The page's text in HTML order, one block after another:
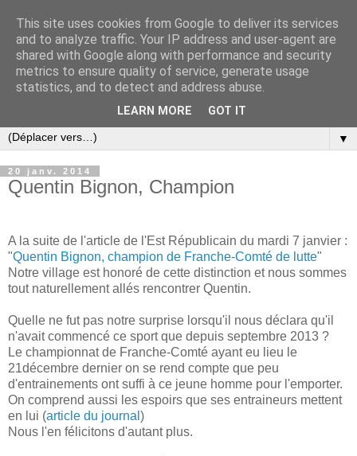
▼
20 janv. 2014
Quentin Bignon, Champion
A la suite de l'article de l'Est Républicain du mardi 7 janvier :
"Quentin Bignon, champion de Franche-Comté de lutte"
Notre village est honoré de cette distinction et nous sommes
tout naturellement allés rencontrer Quentin.
Quelle ne fut pas notre surprise lorsqu'il nous déclara qu'il
n'avait commencé ce sport que depuis septembre 2013 ?
Le championnat de Franche-Comté ayant eu lieu le
21décembre dernier on se rend compte que peu
d'entrainements ont suffi à ce jeune homme pour l'emporter.
On comprend aussi les espoirs que ses entraineurs mettent
en lui (article du journal )
Nous l'en félicitons d'autant plus.
This site uses cookies from Google to deliver its services
and to analyze traffic. Your IP address and user-agent are
shared with Google along with performance and security
metrics to ensure quality of service, generate usage
statistics, and to detect and address abuse.
LEARN MORE GOT IT